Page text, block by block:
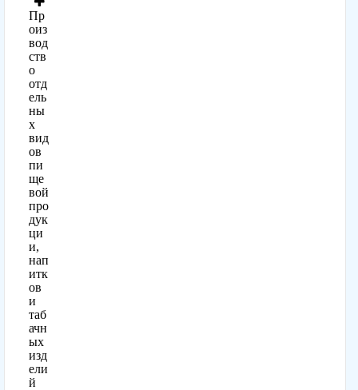
Пр
оиз
вод
ств
о
отд
ель
ны
х
вид
ов
пи
ще
вой
про
дук
ци
и,
нап
итк
ов
и
таб
ачн
ых
изд
ели
й